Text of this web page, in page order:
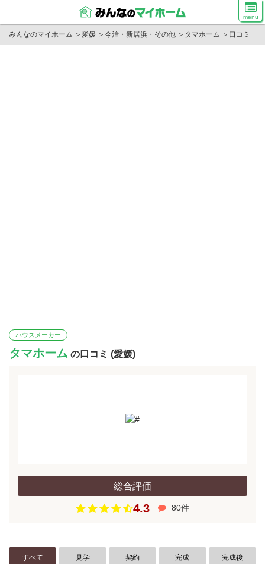
menu
みんなのマイホーム ＞ 愛媛 ＞ 今治・新居浜・その他 ＞ タマホーム ＞ 口コミ
ハウスメーカー
タマホーム の口コミ (愛媛)
総合評価
4.3 80件
すべて 見学 契約 完成 完成後